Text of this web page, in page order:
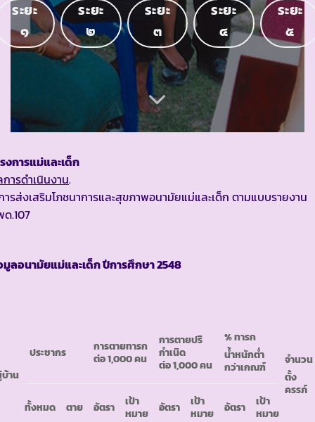
ระยะ
๑
ระยะ
๒
ระยะ
๓
ระยะ
๔
ระยะ
๕
งการแม่และเด็ก
ารดำเนินงาน.
ารส่งเสริมโภชนาการและสุขภาพอนามัยแม่และเด็ก ตามแบบรายงาน
.107
ลอนามัยแม่และเด็ก ปีการศึกษา2548
าน
ประชากร
การตายทารก
ต่อ 1,000 คน
การตายปริ
กำเนิด
ต่อ 1,000 คน
% ทารก
น้ำหนักต่ำ
กว่าเกณฑ์
จำนวน
ตั้ง
ครรภ์
ทั้งหมด
ตาย อัตรา
เป้า
หมาย
อัตรา
เป้า
หมาย
อัตรา
เป้า
หมาย